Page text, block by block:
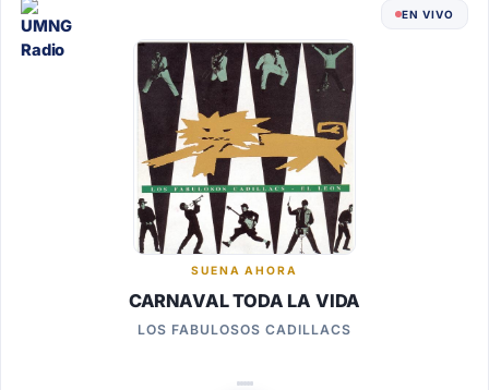
EN VIVO
SUENA AHORA
CARNAVAL TODA LA VIDA
LOS FABULOSOS CADILLACS